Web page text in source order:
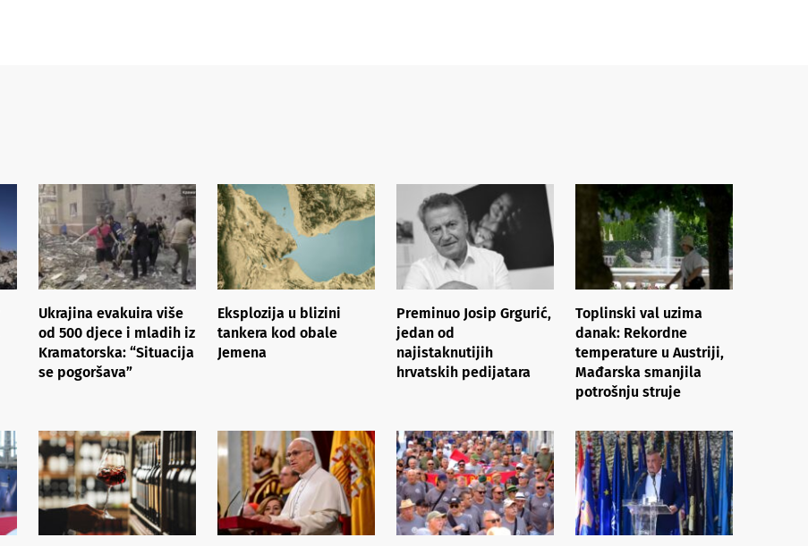
Ukrajina evakuira više
od 500 djece i mladih iz
Kramatorska: “Situacija
se pogoršava”
Eksplozija u blizini
tankera kod obale
Jemena
Preminuo Josip Grgurić,
jedan od
najistaknutijih
hrvatskih pedijatara
Toplinski val uzima
danak: Rekordne
temperature u Austriji,
Mađarska smanjila
potrošnju struje